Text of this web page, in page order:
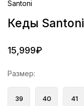
Santoni
Кеды Santoni
15,999₽
Размер:
39 40 41